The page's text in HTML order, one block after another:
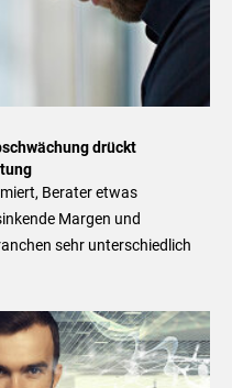
drückt
Berater etwas
Margen und
sehr unterschiedlich